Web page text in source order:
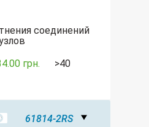
соединений
грн. >40
61814-2RS